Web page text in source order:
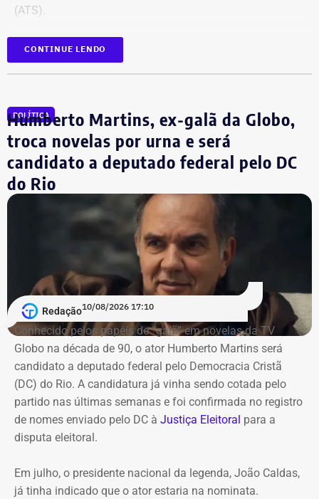
(ATS).
Tribunal considerou ilegal pagamento
da Gram a parte dos pensionistas
Em janeiro, o TCE-RJ considerou ilegal o pagamento da
Gram a pensionistas especiais cujos instituidores
morreram antes da entrada em vigor da Lei Estadual nº
9.537/2021.
A Corte, no entanto, decidiu manter os valores que já
eram recebidos por essas pensionistas. A Gram passou a
ser identificada como Vantagem Pessoal Nominalmente
Identificada (VPNI) e será absorvida por futuros
aumentos ou reajustes.
O tribunal também determinou que o estado não conceda
a Gram a novos pensionistas que estejam nessa
situação.
Denunciante tentou mudar decisão
sobre pagamento
mudar o entendimento do TCE-RJ. Ele pediu que o
recurso fosse separado do processo original e questionou
CONTINUE LENDO
POLÍTICA
Humberto Martins, ex-galã da Globo,
troca novelas por urna e será
candidato a deputado federal pelo DC
do Rio
Redação10/08/2026 17:10
Conhecido pelos papéis de “galã” em novelas da TV
Globo na década de 90, o ator Humberto Martins será
candidato a deputado federal pelo Democracia Cristã
(DC) do Rio. A candidatura já vinha sendo cotada pelo
partido nas últimas semanas e foi confirmada no registro
de nomes enviado pelo DC à Justiça Eleitoral para a
disputa eleitoral.
Em julho, o presidente nacional da legenda, João Caldas,
já tinha indicado que o ator estaria na nominata.